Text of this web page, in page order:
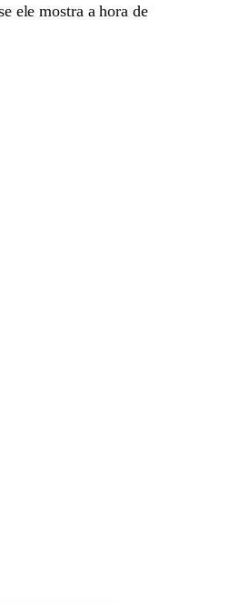
ele mostra a hora de